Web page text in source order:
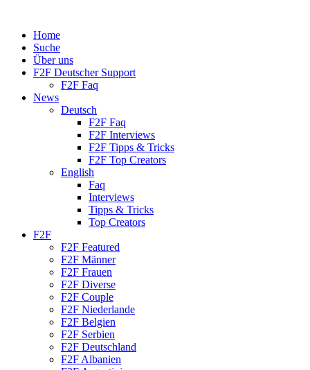
Home
Suche
Über uns
F2F Deutscher Support
F2F Faq
News
Deutsch
F2F Faq
F2F Interviews
F2F Tipps & Tricks
F2F Top Creators
English
Faq
Interviews
Tipps & Tricks
Top Creators
F2F
F2F Featured
F2F Männer
F2F Frauen
F2F Diverse
F2F Couple
F2F Niederlande
F2F Belgien
F2F Serbien
F2F Deutschland
F2F Albanien